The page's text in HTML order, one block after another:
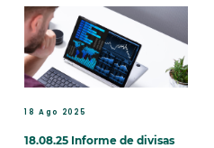
18 Ago 2025
18.08.25 Informe de divisas